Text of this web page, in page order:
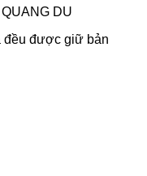
DU
đều được giữ bản